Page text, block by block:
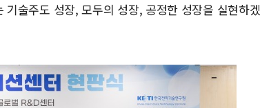
술주도 성장, 모두의 성장, 공정한 성장을 실현하겠